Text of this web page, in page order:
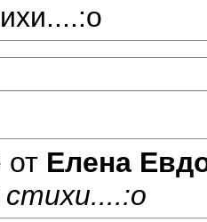
Елена